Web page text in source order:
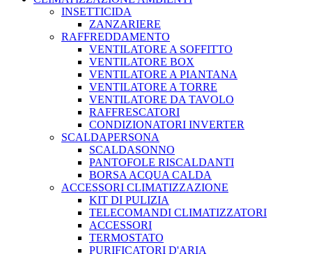
INSETTICIDA
ZANZARIERE
RAFFREDDAMENTO
VENTILATORE A SOFFITTO
VENTILATORE BOX
VENTILATORE A PIANTANA
VENTILATORE A TORRE
VENTILATORE DA TAVOLO
RAFFRESCATORI
CONDIZIONATORI INVERTER
SCALDAPERSONA
SCALDASONNO
PANTOFOLE RISCALDANTI
BORSA ACQUA CALDA
ACCESSORI CLIMATIZZAZIONE
KIT DI PULIZIA
TELECOMANDI CLIMATIZZATORI
ACCESSORI
TERMOSTATO
PURIFICATORI D'ARIA